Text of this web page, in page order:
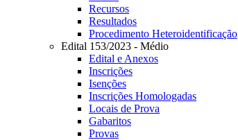
Recursos
Resultados
Procedimento Heteroidentificação
Edital 153/2023 - Médio
Edital e Anexos
Inscrições
Isenções
Inscrições Homologadas
Locais de Prova
Gabaritos
Provas